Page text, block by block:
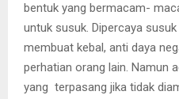
bentuk yang bermacam-
untuk susuk. Dipercaya
membuat kebal, anti daya
perhatian orang lain. Namun
yang terpasang jika tidak